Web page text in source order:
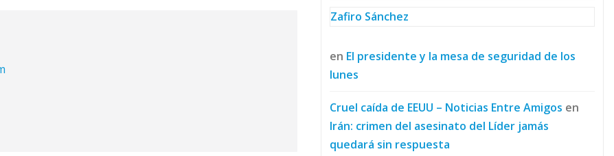
Zafiro Sánchez
en El presidente y la mesa de seguridad de los
lunes
Cruel caída de EEUU – Noticias Entre Amigos en
Irán: crimen del asesinato del Líder jamás
quedará sin respuesta